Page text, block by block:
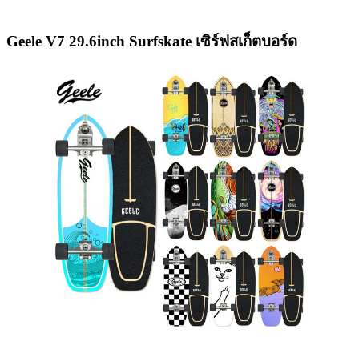
Geele V7 29.6inch Surfskate เซิร์ฟสเก็ตบอร์ด